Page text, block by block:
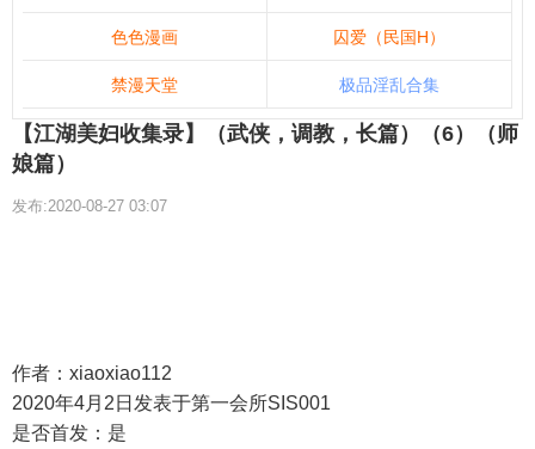
色色漫画 囚爱（民国H）
禁漫天堂 极品淫乱合集
【江湖美妇收集录】（武侠，调教，长篇）（6）（师
娘篇）
发布:2020-08-27 03:07
作者：xiaoxiao112
2020年4月2日发表于第一会所SIS001
是否首发：是